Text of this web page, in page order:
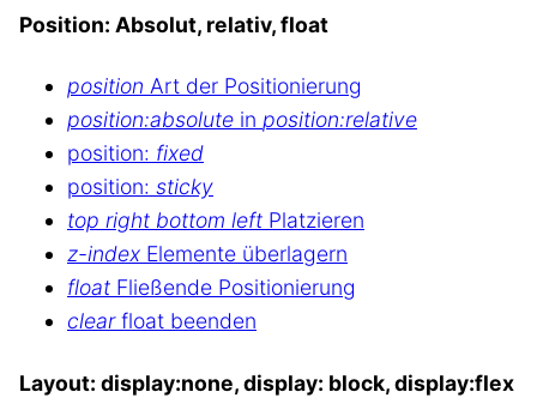
Position: Absolut, relativ, float
position Art der Positionierung
position:absolute in position:relative
position: fixed
position: sticky
top right bottom left Platzieren
z-index Elemente überlagern
float Fließende Positionierung
clearfloat beenden
Layout: display:none, display: block, display:flex